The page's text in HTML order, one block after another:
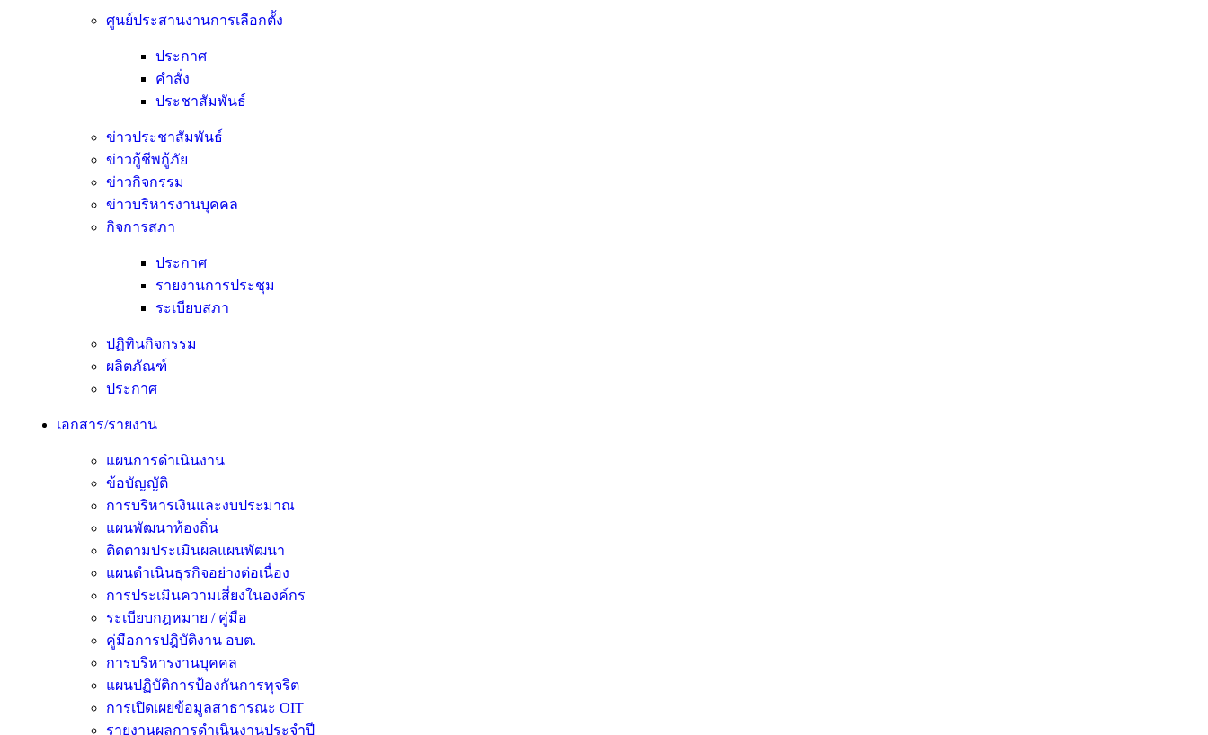
ศูนย์ประสานงานการเลือกตั้ง
ประกาศ
คำสั่ง
ประชาสัมพันธ์
ข่าวประชาสัมพันธ์
ข่าวกู้ชีพกู้ภัย
ข่าวกิจกรรม
ข่าวบริหารงานบุคคล
กิจการสภา
ประกาศ
รายงานการประชุม
ระเบียบสภา
ปฏิทินกิจกรรม
ผลิตภัณฑ์
ประกาศ
เอกสาร/รายงาน
แผนการดำเนินงาน
ข้อบัญญัติ
การบริหารเงินและงบประมาณ
แผนพัฒนาท้องถิ่น
ติดตามประเมินผลแผนพัฒนา
แผนดำเนินธุรกิจอย่างต่อเนื่อง
การประเมินความเสี่ยงในองค์กร
ระเบียบกฎหมาย / คู่มือ
คู่มือการปฎิบัติงาน อบต.
การบริหารงานบุคคล
แผนปฏิบัติการป้องกันการทุจริต
การเปิดเผยข้อมูลสาธารณะ OIT
รายงานผลการดำเนินงานประจำปี